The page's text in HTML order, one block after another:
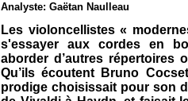
Analyste: Gaëtan Naulleau
Les violoncellistes «
s'essayer aux cordes en
aborder d’autres répertoires
Qu’ils écoutent Bruno
prodige choisissait pour son